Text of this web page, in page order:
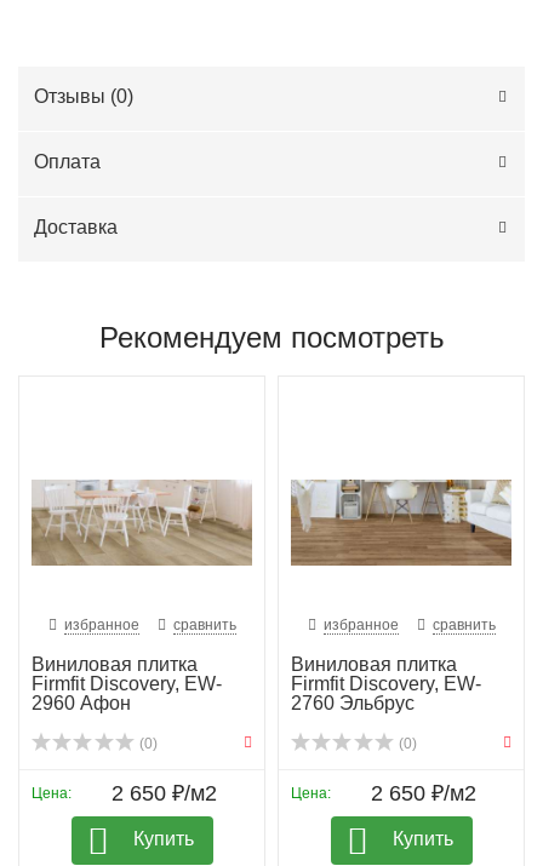
Отзывы (0)
Оплата
Доставка
Рекомендуем посмотреть
избранное сравнить
Виниловая плитка
Firmfit Discovery, EW-
2960 Афон
(0)
Цена: 2 650 ₽/м2
Купить
избранное сравнить
Виниловая плитка
Firmfit Discovery, EW-
2760 Эльбрус
(0)
Цена: 2 650 ₽/м2
Купить